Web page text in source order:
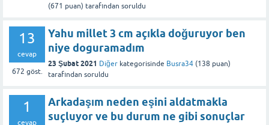
(671 puan) tarafından soruldu
13
cevap
672 göst.
Yahu millet 3 cm açıkla doğuruyor ben
niye doguramadım
23 Şubat 2021 Diğer kategorisinde Busra34 (138 puan)
tarafından soruldu
1
cevap
Arkadaşım neden eşini aldatmakla
suçluyor ve bu durum ne gibi sonuçlar